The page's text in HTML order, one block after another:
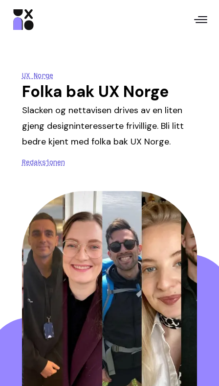
UX Norge
Folka bak UX Norge
Slacken og nettavisen drives av en liten
gjeng designinteresserte frivillige. Bli litt
bedre kjent med folka bak UX Norge.
Redaksjonen